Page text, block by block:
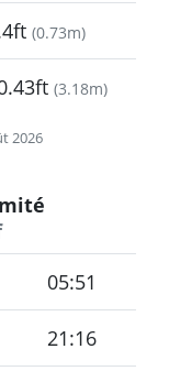
2026
(0.73m)
(3.18m)
05:51
21:16